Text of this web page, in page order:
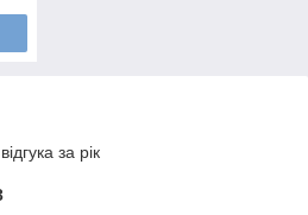
за рік